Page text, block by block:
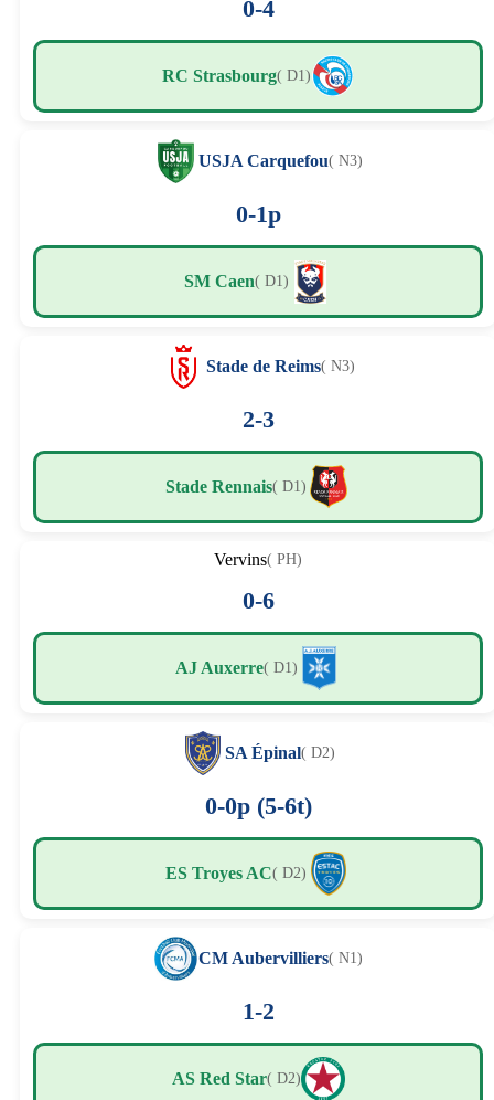
0-4
RC Strasbourg( D1)
USJA Carquefou( N3)
0-1p
SM Caen( D1)
Stade de Reims( N3)
2-3
Stade Rennais( D1)
Vervins( PH)
0-6
AJ Auxerre( D1)
SA Épinal( D2)
0-0p (5-6t)
ES Troyes AC( D2)
CM Aubervilliers( N1)
1-2
AS Red Star( D2)